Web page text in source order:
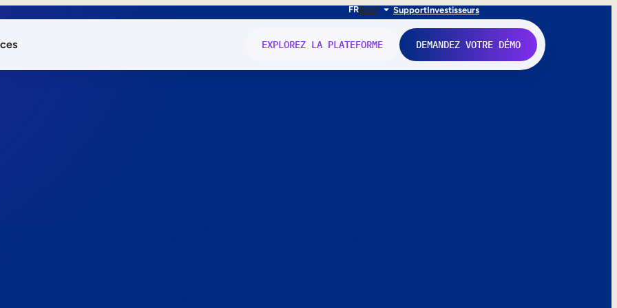
FRENIT SupportInvestisseurs
EXPLOREZ LA PLATEFORME DEMANDEZ VOTRE DÉMO